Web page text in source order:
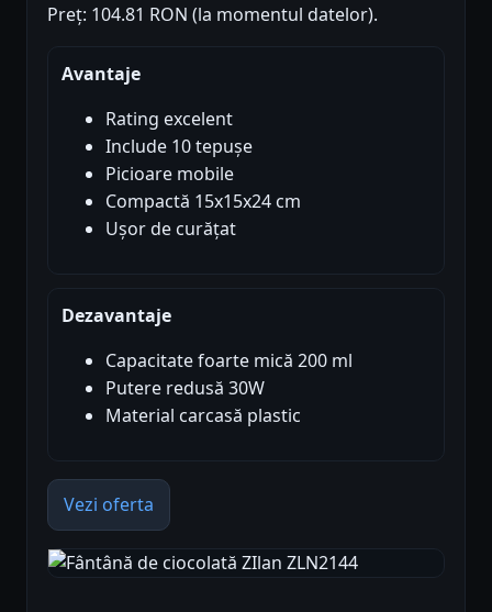
Preț: 104.81 RON (la momentul datelor).
Avantaje
Rating excelent
Include 10 tepușe
Picioare mobile
Compactă 15x15x24 cm
Ușor de curățat
Dezavantaje
Capacitate foarte mică 200 ml
Putere redusă 30W
Material carcasă plastic
Vezi oferta